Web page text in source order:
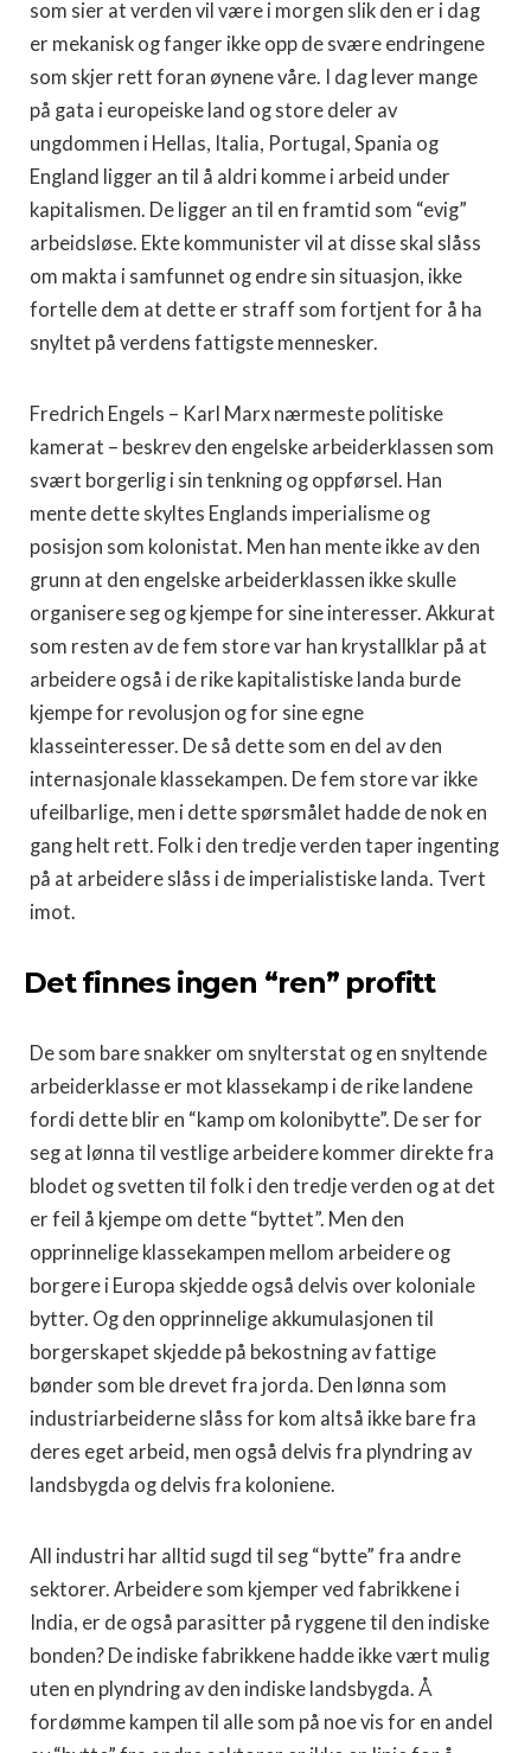
som sier at verden vil være i morgen slik den er i dag
er mekanisk og fanger ikke opp de svære endringene
som skjer rett foran øynene våre. I dag lever mange
på gata i europeiske land og store deler av
ungdommen i Hellas, Italia, Portugal, Spania og
England ligger an til å aldri komme i arbeid under
kapitalismen. De ligger an til en framtid som “evig”
arbeidsløse. Ekte kommunister vil at disse skal slåss
om makta i samfunnet og endre sin situasjon, ikke
fortelle dem at dette er straff som fortjent for å ha
snyltet på verdens fattigste mennesker.
Fredrich Engels – Karl Marx nærmeste politiske
kamerat – beskrev den engelske arbeiderklassen som
svært borgerlig i sin tenkning og oppførsel. Han
mente dette skyltes Englands imperialisme og
posisjon som kolonistat. Men han mente ikke av den
grunn at den engelske arbeiderklassen ikke skulle
organisere seg og kjempe for sine interesser. Akkurat
som resten av de fem store var han krystallklar på at
arbeidere også i de rike kapitalistiske landa burde
kjempe for revolusjon og for sine egne
klasseinteresser. De så dette som en del av den
internasjonale klassekampen. De fem store var ikke
ufeilbarlige, men i dette spørsmålet hadde de nok en
gang helt rett. Folk i den tredje verden taper ingenting
på at arbeidere slåss i de imperialistiske landa. Tvert
imot.
Det finnes ingen “ren” profitt
De som bare snakker om snylterstat og en snyltende
arbeiderklasse er mot klassekamp i de rike landene
fordi dette blir en “kamp om kolonibytte”. De ser for
seg at lønna til vestlige arbeidere kommer direkte fra
blodet og svetten til folk i den tredje verden og at det
er feil å kjempe om dette “byttet”. Men den
opprinnelige klassekampen mellom arbeidere og
borgere i Europa skjedde også delvis over koloniale
bytter. Og den opprinnelige akkumulasjonen til
borgerskapet skjedde på bekostning av fattige
bønder som ble drevet fra jorda. Den lønna som
industriarbeiderne slåss for kom altså ikke bare fra
deres eget arbeid, men også delvis fra plyndring av
landsbygda og delvis fra koloniene.
All industri har alltid sugd til seg “bytte” fra andre
sektorer. Arbeidere som kjemper ved fabrikkene i
India, er de også parasitter på ryggene til den indiske
bonden? De indiske fabrikkene hadde ikke vært mulig
uten en plyndring av den indiske landsbygda. Å
fordømme kampen til alle som på noe vis for en andel